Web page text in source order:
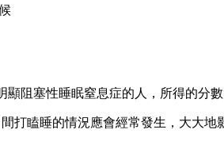
顯阻塞性睡眠窒息症的人，所得的分
打瞌睡的情況應會經常發生，大大